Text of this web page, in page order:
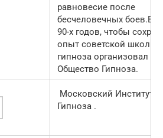
равновесие после
бесчеловечных боев.В
90-х годов, чтобы
опыт советской школы
гипноза организовал
Общество Гипноза.
Московский Институт
Гипноза .